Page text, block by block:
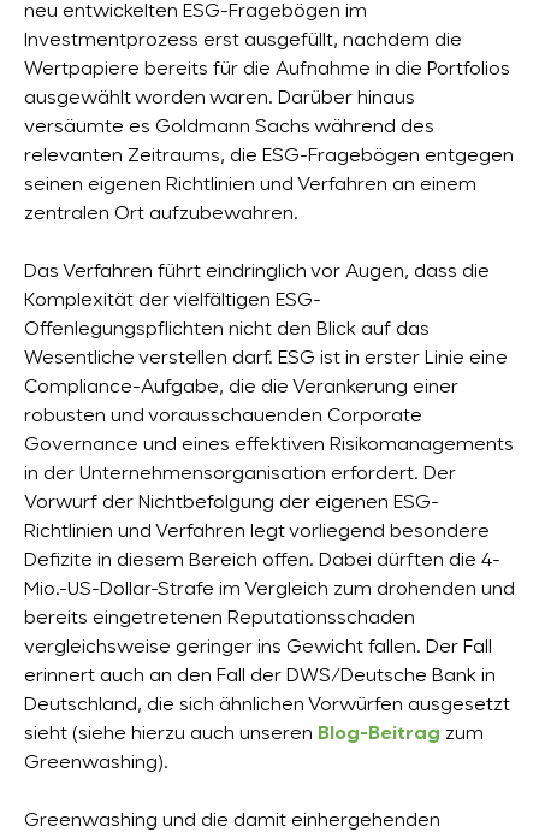
neu entwickelten ESG-Fragebögen im
Investmentprozess erst ausgefüllt, nachdem die
Wertpapiere bereits für die Aufnahme in die Portfolios
ausgewählt worden waren. Darüber hinaus
versäumte es Goldmann Sachs während des
relevanten Zeitraums, die ESG-Fragebögen entgegen
seinen eigenen Richtlinien und Verfahren an einem
zentralen Ort aufzubewahren.
Das Verfahren führt eindringlich vor Augen, dass die
Komplexität der vielfältigen ESG-
Offenlegungspflichten nicht den Blick auf das
Wesentliche verstellen darf. ESG ist in erster Linie eine
Compliance-Aufgabe, die die Verankerung einer
robusten und vorausschauenden Corporate
Governance und eines effektiven Risikomanagements
in der Unternehmensorganisation erfordert. Der
Vorwurf der Nichtbefolgung der eigenen ESG-
Richtlinien und Verfahren legt vorliegend besondere
Defizite in diesem Bereich offen. Dabei dürften die 4-
Mio.-US-Dollar-Strafe im Vergleich zum drohenden und
bereits eingetretenen Reputationsschaden
vergleichsweise geringer ins Gewicht fallen. Der Fall
erinnert auch an den Fall der DWS/Deutsche Bank in
Deutschland, die sich ähnlichen Vorwürfen ausgesetzt
sieht (siehe hierzu auch unseren Blog-Beitrag zum
Greenwashing).
Greenwashing und die damit einhergehenden